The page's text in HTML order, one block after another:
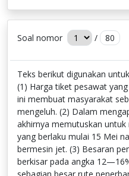
Soal nomor / 80
Teks berikut digunakan
(1) Harga tiket pesawat
ini membuat masyarakat
mengeluh. (2) Dalam
akhirnya memutuskan
yang berlaku mulai 15 Mei
bermesin jet. (3) Besaran
berkisar pada angka